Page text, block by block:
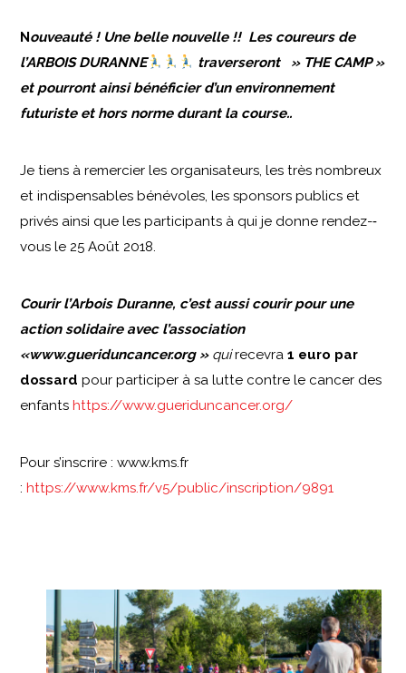
Nouveauté ! Une belle nouvelle !! Les coureurs de
l’ARBOIS DURANNE
traverseront » THE CAMP »
et pourront ainsi bénéficier d’un environnement
futuriste et hors norme durant la course..
Je tiens à remercier les organisateurs, les très nombreux
et indispensables bénévoles, les sponsors publics et
privés ainsi que les participants à qui je donne rendez-­‐
vous le 25 Août 2018.
Courir l’Arbois Duranne, c’est aussi courir pour une
action solidaire avec l’association
«www.gueriduncancer.org» quirecevra1 euro par
dossard pour participer à sa lutte contre le cancer des
enfantshttps://www.gueriduncancer.org/
Pour s’inscrire : www.kms.fr
:https://www.kms.fr/v5/public/inscription/9891